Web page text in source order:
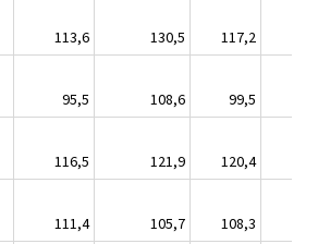
113,6 130,5
117,2
95,5 108,6
99,5
116,5 121,9
120,4
111,4 105,7
108,3